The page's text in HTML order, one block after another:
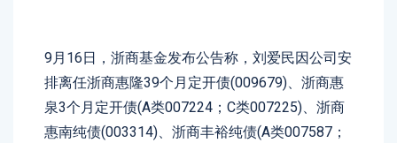
9月16日，浙商基金发布公告称，刘爱民因公司安
排离任浙商惠隆39个月定开债(009679)、浙商惠
泉3个月定开债(A类007224；C类007225)、浙商
惠南纯债(003314)、浙商丰裕纯债(A类007587；